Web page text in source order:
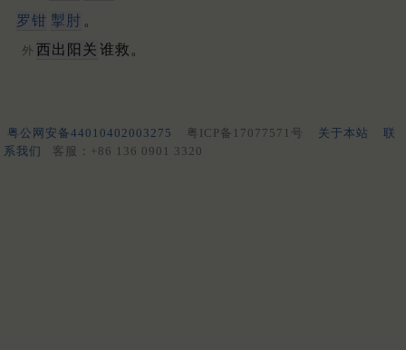
罗钳 掣肘 。
外 西出阳关 谁救。
粤公网安备44010402003275 粤ICP备17077571号 关于本站
联
系我们
客服：+86 136 0901 3320